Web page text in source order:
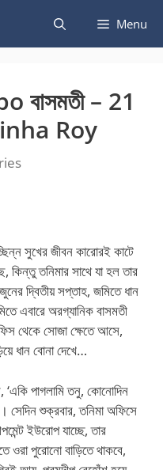
Menu
– 21
Roy
সুখের জীবন কারোরই কাটে
তনিমার সাথে যা হল তার
দ্বিতীয় সপ্তাহ, জমিতে ধান
এবারে অরগ্যানিক বাসমতী
থেকে সোজা ক্ষেতে আসে,
ধান বোনা দেখে…
‘একি পাগলামি তনু, কোনোদিন
সেদিন শুক্রবার, তনিমা অফিসে
ইউরোপ যাচ্ছে, তার
ওরা পুরোনো বাড়িতে থাকবে,